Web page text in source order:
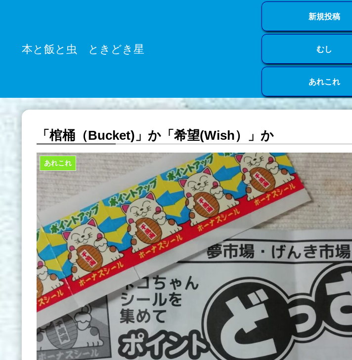
本と飯と虫 ときどき星
新規投稿
むし
あれこれ
「棺桶（Bucket)」か「希望(Wish）」か
あれこれ